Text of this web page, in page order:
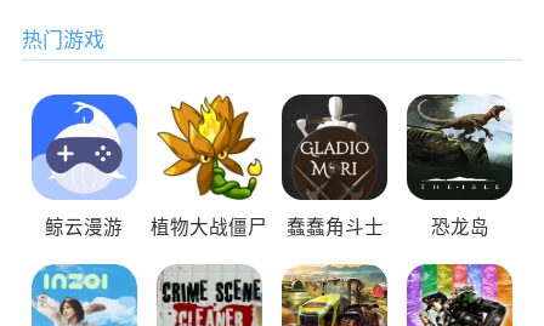
热门游戏
鲸云漫游 植物大战僵尸 蠢蠢角斗士 恐龙岛